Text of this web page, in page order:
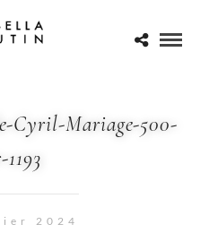
Cyril-Mariage-500-
2024